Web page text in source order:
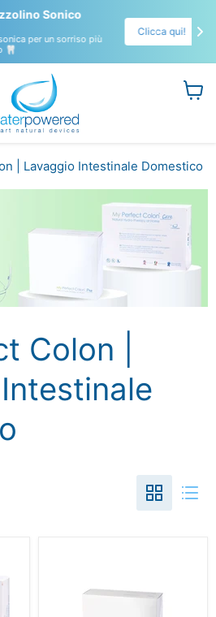
Sonico
per un sorriso più
Clicca qui!
| Lavaggio Intestinale Domestico
Colon |